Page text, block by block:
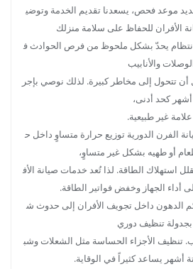
موعد فحص، يسعدنا تقديم الخدمة وتوضي
الأفران للحفاظ على سلامة منزلك
بانتظام يحدّ بشكل ملحوظ من فرص الحوادث ف
والأنابيب
تتحول إلى مخاطر كبيرة. لذلك نوصي بإجر
اء فحصٍ احترافي مرة كل 6 أشهر كحد أدنى،
غير طبيعية.
الفرن الدورية توزيع حرارة متساوٍ داخل ح
أو طهيه بشكل غير متساوٍ،
استهلاك الطاقة. لذا تُعد خدمات صيانة الأف
أداء الجهاز وخفض فواتير الطاقة.
الدهون داخل تجويف الأفران إلى حدوث ش
تنظيف دوري
تنظيف الأجزاء الحساسة مثل الشعلات وشب
أشهر يساعد كثيراً في الوقاية.